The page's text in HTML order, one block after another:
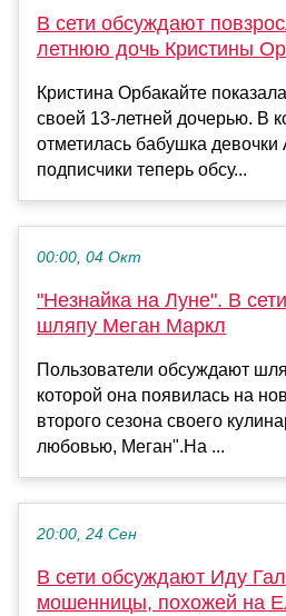
В сети обсуждают
летнюю дочь Кристины
Кристина Орбакайте
своей 13-летней дочерью. В
отметилась бабушка девочки
подписчики теперь обсу...
00:00, 04 Окт
"Незнайка на Луне". В
шляпу Меган Маркл
Пользователи обсуждают
которой она появилась на
второго сезона своего
любовью, Меган".На ...
20:00, 24 Сен
В сети обсуждают Иду
мошенницы, похожей на